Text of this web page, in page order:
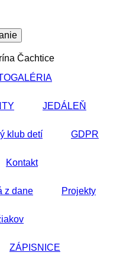
Čachtice
JEDÁLEŇ
klub detí GDPR
Kontakt
z dane Projekty
ZÁPISNICE